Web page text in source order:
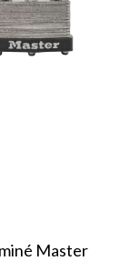
Master